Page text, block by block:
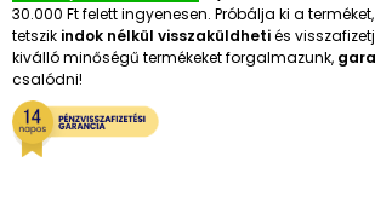
30.000 Ft felett ingyenesen. Próbálja ki a
tetszik indok nélkül visszaküldhetiés
kiválló minőségű termékeket forgalmazunk,
csalódni!